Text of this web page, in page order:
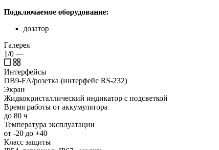
Подключаемое оборудование:
дозатор
Галерея
1/0 —
Интерфейсы
DB9-FА/розетка (интерфейс RS-232)
Экран
Жидкокристаллический индикатор с подсветкой
Время работы от аккумулятора
до 80 ч
Температура эксплуатации
от -20 до +40
Класс защиты